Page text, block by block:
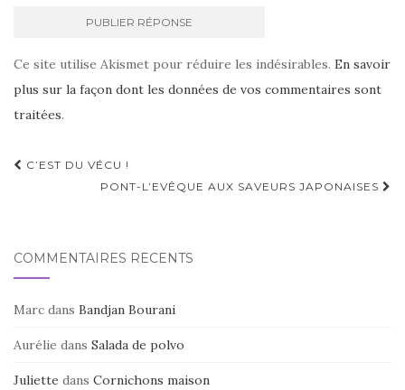
Ce site utilise Akismet pour réduire les indésirables. En savoir
plus sur la façon dont les données de vos commentaires sont
traitées.
Navigation
d'article
C’EST DU VÉCU !
PONT-L’EVÊQUE AUX SAVEURS JAPONAISES
COMMENTAIRES RÉCENTS
Marc dans Bandjan Bourani
Aurélie dans Salada de polvo
Juliette dans Cornichons maison